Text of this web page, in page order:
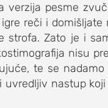
verzija pesme
igre reči i
strofa. Zato je i
nisu
te se
nastup